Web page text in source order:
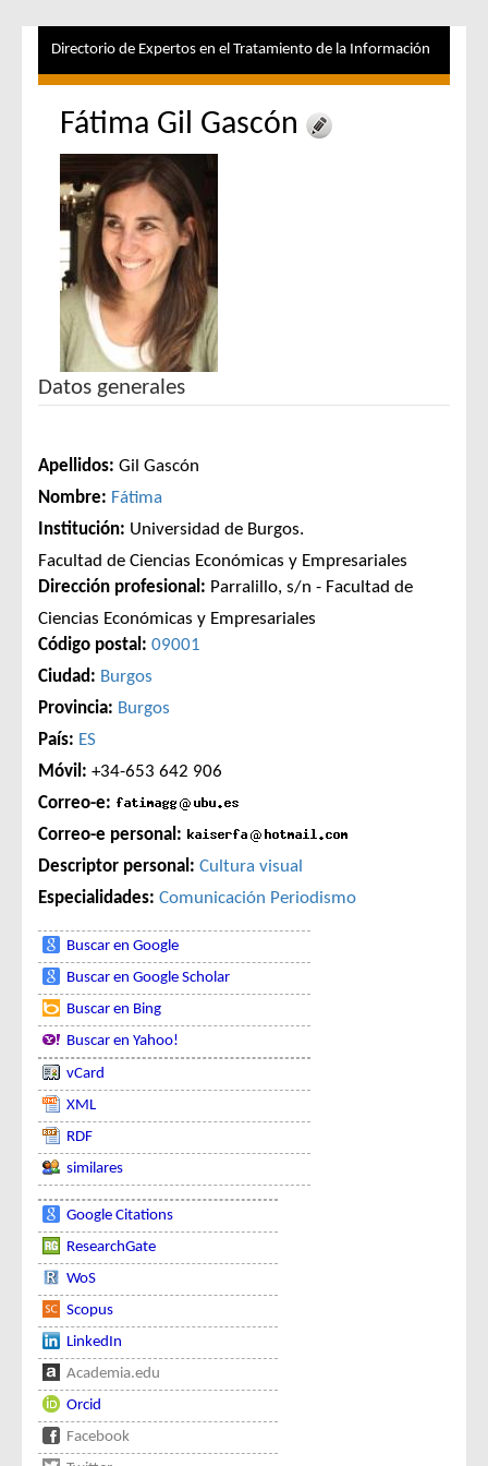
Directorio de Expertos en el Tratamiento de la Información
Fátima Gil Gascón
Datos generales
Apellidos: Gil Gascón
Nombre: Fátima
Institución: Universidad de Burgos.
Facultad de Ciencias Económicas y Empresariales
Dirección profesional: Parralillo, s/n - Facultad de
Ciencias Económicas y Empresariales
Código postal: 09001
Ciudad: Burgos
Provincia: Burgos
País: ES
Móvil: +34-653 642 906
Correo-e:
Correo-e personal:
Descriptor personal: Cultura visual
Especialidades: Comunicación Periodismo
Buscar en Google
Buscar en Google Scholar
Buscar en Bing
Buscar en Yahoo!
vCard
XML
RDF
similares
Google Citations
ResearchGate
WoS
Scopus
LinkedIn
Academia.edu
Orcid
Facebook